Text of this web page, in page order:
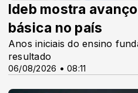
06/08/2026 • 08:11
Ideb mostra
básica no país
Anos iniciais do ensino
resultado